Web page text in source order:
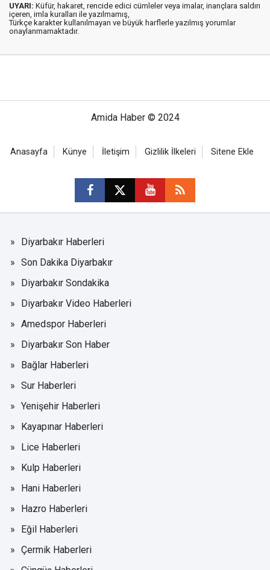
UYARI: Küfür, hakaret, rencide edici cümleler veya imalar, inançlara saldırı
içeren, imla kuralları ile yazılmamış,
Türkçe karakter kullanılmayan ve büyük harflerle yazılmış yorumlar
onaylanmamaktadır.
Amida Haber © 2024
Anasayfa Künye İletişim Gizlilik İlkeleri Sitene Ekle
Diyarbakır Haberleri
Son Dakika Diyarbakır
Diyarbakır Sondakika
Diyarbakır Video Haberleri
Amedspor Haberleri
Diyarbakır Son Haber
Bağlar Haberleri
Sur Haberleri
Yenişehir Haberleri
Kayapınar Haberleri
Lice Haberleri
Kulp Haberleri
Hani Haberleri
Hazro Haberleri
Eğil Haberleri
Çermik Haberleri